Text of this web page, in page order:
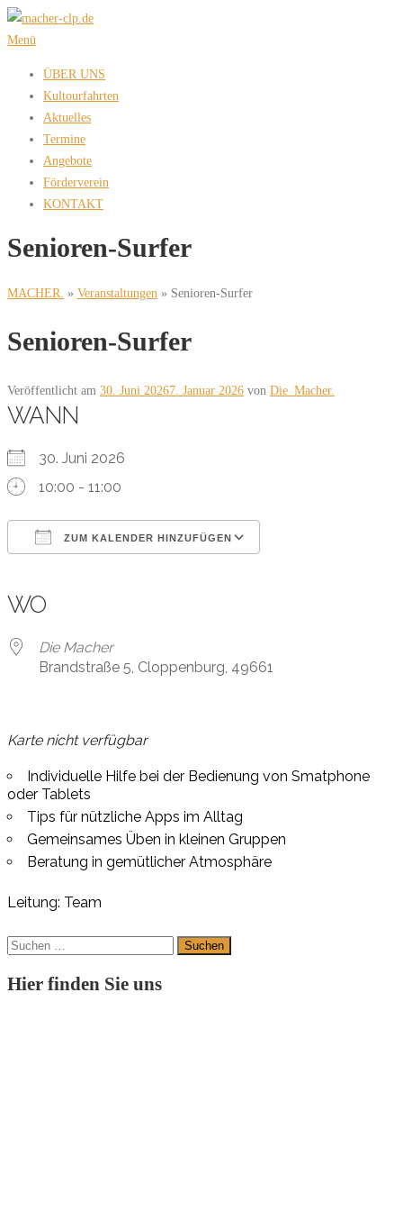
Zum
Inhalt
Menü
ÜBER UNS
Kultourfahrten
Aktuelles
Termine
Angebote
Förderverein
KONTAKT
Senioren-Surfer
MACHER. » Veranstaltungen » Senioren-Surfer
Senioren-Surfer
Veröffentlicht am 30. Juni 20267. Januar 2026 von Die_Macher.
WANN
30. Juni 2026
10:00 - 11:00
ZUM KALENDER HINZUFÜGEN
WO
Die Macher
Brandstraße 5, Cloppenburg, 49661
Karte nicht verfügbar
Individuelle Hilfe bei der Bedienung von Smatphone
oder Tablets
Tips für nützliche Apps im Alltag
Gemeinsames Üben in kleinen Gruppen
Beratung in gemütlicher Atmosphäre
Leitung: Team
Suchen
Hier finden Sie uns